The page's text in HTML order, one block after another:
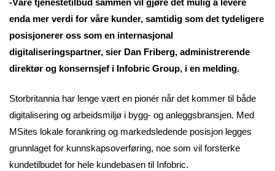
enda mer verdi for våre kunder, samtidig som det tydeligere
posisjonerer oss som en internasjonal
digitaliseringspartner, sier Dan Friberg, administrerende
direktør og konsernsjef i Infobric Group, i en melding.
Storbritannia har lenge vært en pionér når det kommer til både
digitalisering og arbeidsmiljø i bygg- og anleggsbransjen. Med
MSites lokale forankring og markedsledende posisjon legges
grunnlaget for kunnskapsoverføring, noe som vil forsterke
kundetilbudet for hele kundebasen til Infobric.